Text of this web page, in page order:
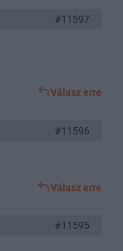
#11597
Válasz erre
#11596
Válasz erre
#11595